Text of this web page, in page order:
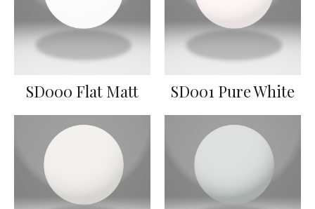
SD000 Flat Matt SD001 Pure White